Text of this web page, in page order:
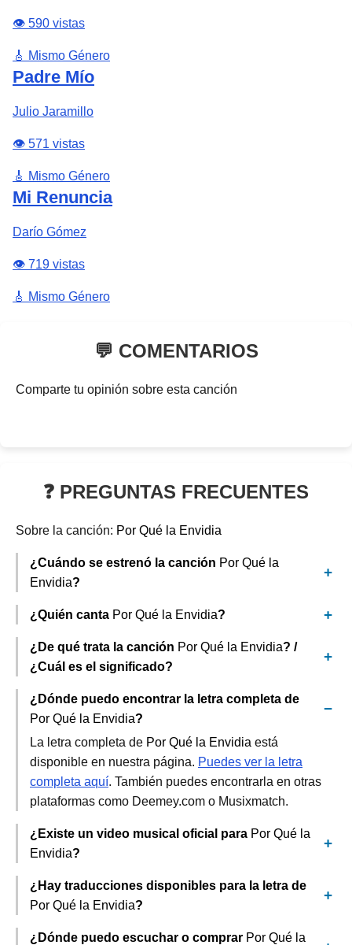
👁️ 590 vistas
🎸 Mismo Género
Padre Mío
Julio Jaramillo
👁️ 571 vistas
🎸 Mismo Género
Mi Renuncia
Darío Gómez
👁️ 719 vistas
🎸 Mismo Género
💬 COMENTARIOS
Comparte tu opinión sobre esta canción
❓ PREGUNTAS FRECUENTES
Sobre la canción: Por Qué la Envidia
¿Cuándo se estrenó la canción Por Qué la
Envidia?
¿Quién canta Por Qué la Envidia?
¿De qué trata la canción Por Qué la Envidia? /
¿Cuál es el significado?
¿Dónde puedo encontrar la letra completa de
Por Qué la Envidia?
La letra completa de Por Qué la Envidia está
disponible en nuestra página. Puedes ver la letra
completa aquí. También puedes encontrarla en otras
plataformas como Deemey.com o Musixmatch.
¿Existe un video musical oficial para Por Qué la
Envidia?
¿Hay traducciones disponibles para la letra de
Por Qué la Envidia?
¿Dónde puedo escuchar o comprar Por Qué la